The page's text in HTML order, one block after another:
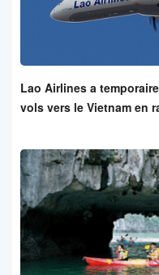
Lao Airlines a
vols vers le Vietnam en